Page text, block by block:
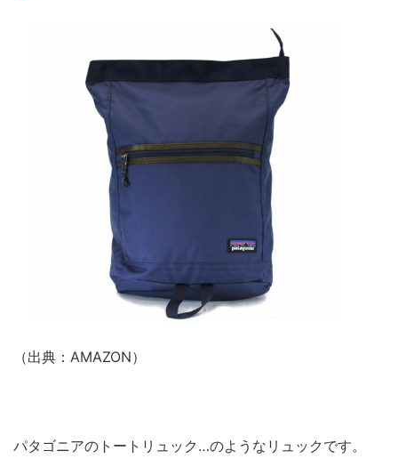
（出典：AMAZON）
パタゴニアのトートリュック…のようなリュックです。